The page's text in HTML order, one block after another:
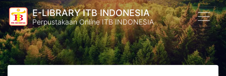
E-LIBRARY ITB INDONESIA
Perpustakaan Online ITB INDONESIA